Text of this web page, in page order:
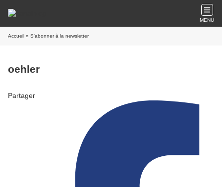
MENU
Accueil » S'abonner à la newsletter
oehler
Partager